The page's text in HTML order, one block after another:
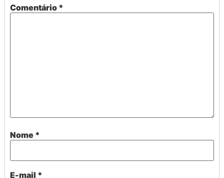
Comentário *
Nome *
E-mail *